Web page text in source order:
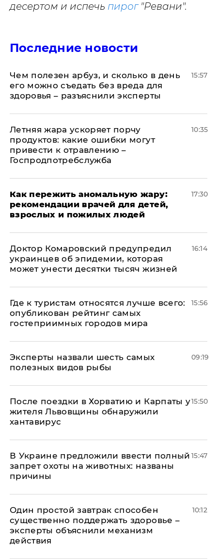
десертом и испечь пирог "Ревани".
Последние новости
Чем полезен арбуз, и сколько в день
его можно съедать без вреда для
здоровья – разъяснили эксперты
15:57
Летняя жара ускоряет порчу
продуктов: какие ошибки могут
привести к отравлению –
Госпродпотребслужба
10:35
Как пережить аномальную жару:
рекомендации врачей для детей,
взрослых и пожилых людей
17:30
Доктор Комаровский предупредил
украинцев об эпидемии, которая
может унести десятки тысяч жизней
16:14
Где к туристам относятся лучше всего:
опубликован рейтинг самых
гостеприимных городов мира
15:56
Эксперты назвали шесть самых
полезных видов рыбы
09:19
После поездки в Хорватию и Карпаты у
жителя Львовщины обнаружили
хантавирус
15:50
В Украине предложили ввести полный
запрет охоты на животных: названы
причины
15:47
Один простой завтрак способен
существенно поддержать здоровье –
эксперты объяснили механизм
действия
10:12